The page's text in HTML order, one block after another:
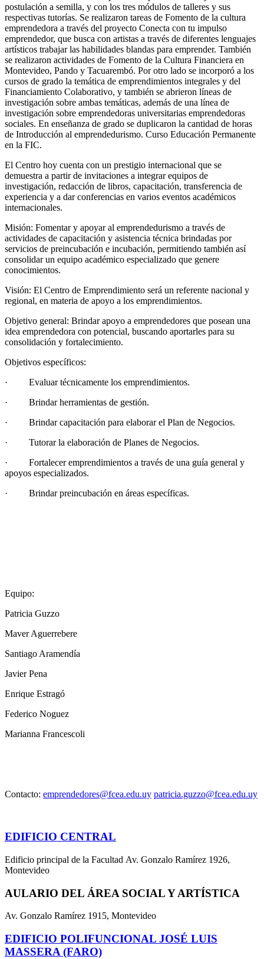
postulación a semilla, y con los tres módulos de talleres y sus
respectivas tutorías. Se realizaron tareas de Fomento de la cultura
emprendedora a través del proyecto Conecta con tu impulso
emprendedor, que busca con artistas a través de diferentes lenguajes
artísticos trabajar las habilidades blandas para emprender. También
se realizaron actividades de Fomento de la Cultura Financiera en
Montevideo, Pando y Tacuarembó. Por otro lado se incorporó a los
cursos de grado la temática de emprendimientos integrales y del
Financiamiento Colaborativo, y también se abrieron líneas de
investigación sobre ambas temáticas, además de una línea de
investigación sobre emprendedoras universitarias emprendedoras
sociales. En enseñanza de grado se duplicaron la cantidad de horas
de Introducción al emprendedurismo. Curso Educación Permanente
en la FIC.
El Centro hoy cuenta con un prestigio internacional que se
demuestra a partir de invitaciones a integrar equipos de
investigación, redacción de libros, capacitación, transferencia de
experiencia y a dar conferencias en varios eventos académicos
internacionales.
Misión: Fomentar y apoyar al emprendedurismo a través de
actividades de capacitación y asistencia técnica brindadas por
servicios de preincubación e incubación, permitiendo también así
consolidar un equipo académico especializado que genere
conocimientos.
Visión: El Centro de Emprendimiento será un referente nacional y
regional, en materia de apoyo a los emprendimientos.
Objetivo general: Brindar apoyo a emprendedores que posean una
idea emprendedora con potencial, buscando aportarles para su
consolidación y fortalecimiento.
Objetivos específicos:
· Evaluar técnicamente los emprendimientos.
· Brindar herramientas de gestión.
· Brindar capacitación para elaborar el Plan de Negocios.
· Tutorar la elaboración de Planes de Negocios.
· Fortalecer emprendimientos a través de una guía general y
apoyos especializados.
· Brindar preincubación en áreas específicas.
Equipo:
Patricia Guzzo
Maver Aguerrebere
Santiago Aramendía
Javier Pena
Enrique Estragó
Federico Noguez
Marianna Francescoli
Contacto: emprendedores@fcea.edu.uy patricia.guzzo@fcea.edu.uy
EDIFICIO CENTRAL
Edificio principal de la Facultad Av. Gonzalo Ramírez 1926,
Montevideo
AULARIO DEL ÁREA SOCIAL Y ARTÍSTICA
Av. Gonzalo Ramírez 1915, Montevideo
EDIFICIO POLIFUNCIONAL JOSÉ LUIS
MASSERA (FARO)